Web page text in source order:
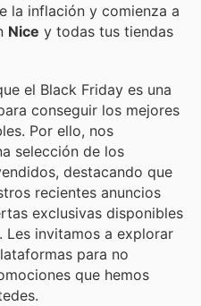
la inflación y comienza a
Nice y todas tus tiendas
el Black Friday es una
conseguir los mejores
Por ello, nos
selección de los
destacando que
recientes anuncios
exclusivas disponibles
invitamos a explorar
para no
que hemos